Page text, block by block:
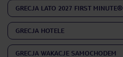
GRECJA LATO 2027 FIRST MINUTE®
GRECJA HOTELE
GRECJA WAKACJE SAMOCHODEM